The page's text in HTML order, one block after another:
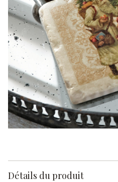
Détails du produit